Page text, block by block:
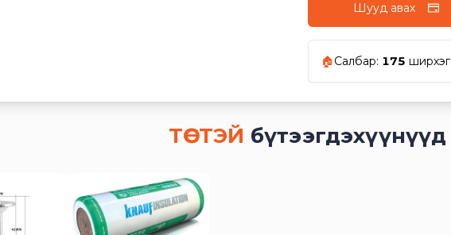
Шууд авах
🏠Салбар: 175 ширхэг
ТӨСТЭЙ бүтээгдэхүүнүүд